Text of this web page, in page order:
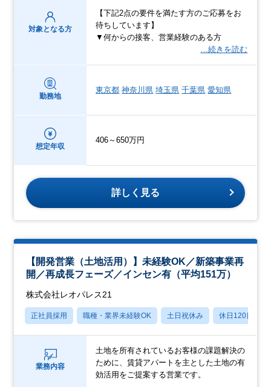
対象となる方
【下記2点の要件を満たす方のご応募をお
待ちしています】
▼何からの接客、営業経験のある方
…続きを読む
勤務地
東京都 神奈川県 埼玉県 千葉県 愛知県
想定年収
406～650万円
詳しく見る
【開発営業（土地活用）】未経験OK／新築事業再
開／再成長フェーズ／インセン有（平均151万）
株式会社レオパレス21
正社員採用 職種・業界未経験OK 土日祝休み 休日120日以上
業務内容
土地を所有されているお客様の課題解決の
ために、賃貸アパートを主とした土地の有
効活用をご提案する営業です。